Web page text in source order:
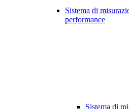
Sistema di
performance
Sistema di